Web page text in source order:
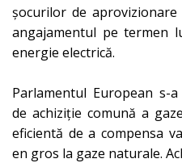
șocurilor de
angajamentul pe termen
energie electrică.
Parlamentul European
de achiziție comună a
eficientă de a compensa
en gros la gaze naturale.